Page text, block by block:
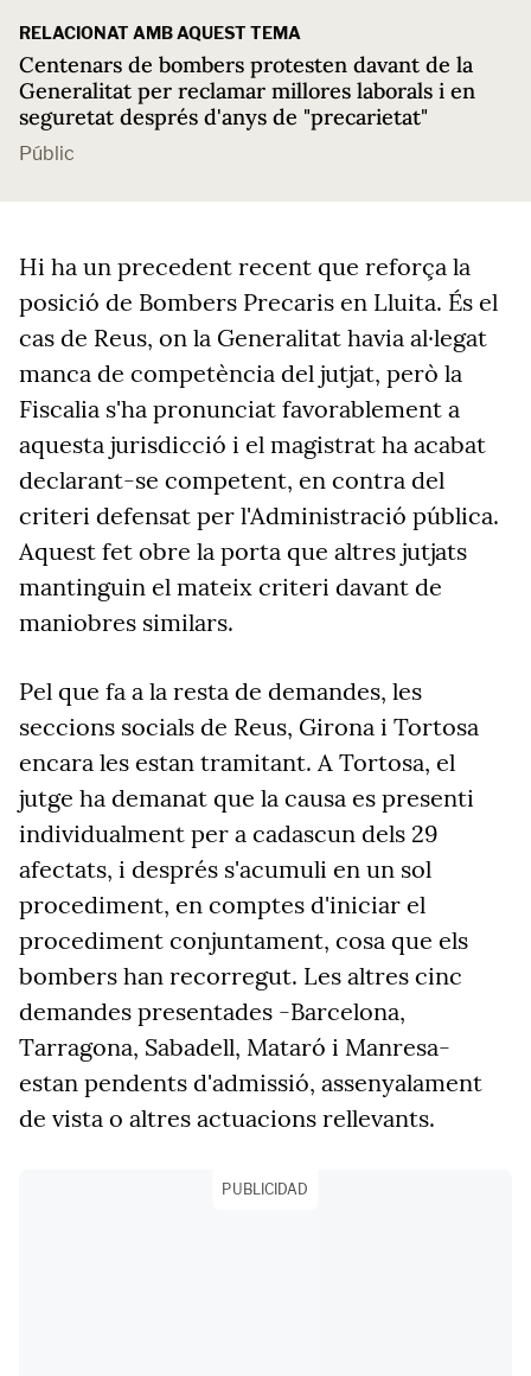
RELACIONAT AMB AQUEST TEMA
Centenars de bombers protesten davant de la
Generalitat per reclamar millores laborals i en
seguretat després d'anys de "precarietat"
Públic
Hi ha un precedent recent que reforça la
posició de Bombers Precaris en Lluita. És el
cas de Reus, on la Generalitat havia al·legat
manca de competència del jutjat, però la
Fiscalia s'ha pronunciat favorablement a
aquesta jurisdicció i el magistrat ha acabat
declarant-se competent, en contra del
criteri defensat per l'Administració pública.
Aquest fet obre la porta que altres jutjats
mantinguin el mateix criteri davant de
maniobres similars.
Pel que fa a la resta de demandes, les
seccions socials de Reus, Girona i Tortosa
encara les estan tramitant. A Tortosa, el
jutge ha demanat que la causa es presenti
individualment per a cadascun dels 29
afectats, i després s'acumuli en un sol
procediment, en comptes d'iniciar el
procediment conjuntament, cosa que els
bombers han recorregut. Les altres cinc
demandes presentades -Barcelona,
Tarragona, Sabadell, Mataró i Manresa-
estan pendents d'admissió, assenyalament
de vista o altres actuacions rellevants.
PUBLICIDAD